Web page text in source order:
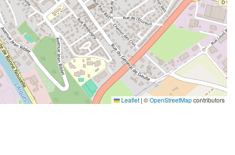
Leaflet | ©OpenStreetMapcontributors